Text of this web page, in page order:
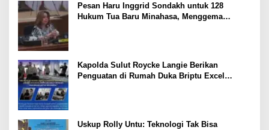
Pesan Haru Inggrid Sondakh untuk 128
Hukum Tua Baru Minahasa, Menggema
Kapolda Sulut Roycke Langie Berikan
Penguatan di Rumah Duka Briptu Excel
Uskup Rolly Untu: Teknologi Tak Bisa